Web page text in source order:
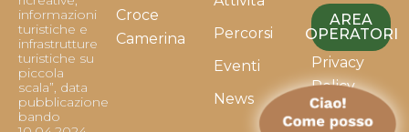
informazioni
turistiche e
infrastrutture
turistiche su
piccola
scala”, data
pubblicazione
bando
Croce
Camerina
Percorsi
Eventi
News
AREA
OPERATORI
Privacy
Policy
Cookie